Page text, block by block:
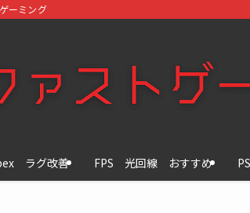
ーミング
ラグ改善 FPS 光回線 おすすめ